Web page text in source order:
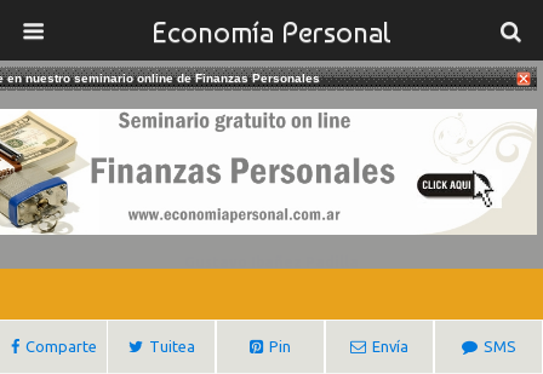
Economía Personal
20/04/2017
Arcor Invierte US$ 17,5 Millones Para
Producir Alfajores Y Frutas Secas
Comparte Tuitea Pin Envía SMS
en nuestro seminario online de Finanzas Personales